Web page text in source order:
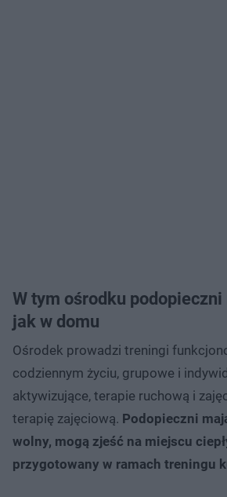
W tym ośrodku
jak w domu
Ośrodek prowadzi treningi
codziennym życiu, grupowe i
aktywizujące, terapie ruchową i
terapię zajęciową. Podopieczni
wolny, mogą zjeść na miejscu
przygotowany w ramach treningu